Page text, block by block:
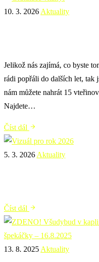
10. 3. 2026 Aktuality
Jelikož nás zajímá, co byste
rádi popřáli do dalších let,
nám můžete nahrát 15
Najdete…
Číst dál
5. 3. 2026 Aktuality
Číst dál
13. 8. 2025 Aktuality